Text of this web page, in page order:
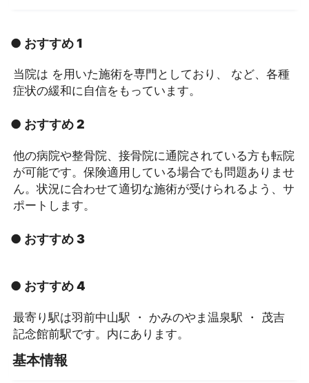
● おすすめ 1
当院は を用いた施術を専門としており、 など、各種
症状の緩和に自信をもっています。
● おすすめ 2
他の病院や整骨院、接骨院に通院されている方も転院
が可能です。保険適用している場合でも問題ありませ
ん。状況に合わせて適切な施術が受けられるよう、サ
ポートします。
● おすすめ 3
● おすすめ 4
最寄り駅は羽前中山駅 ・ かみのやま温泉駅 ・ 茂吉
記念館前駅です。内にあります。
基本情報